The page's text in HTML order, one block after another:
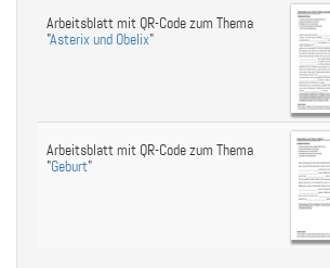
Arbeitsblatt mit QR-Code zum Thema
"Asterix und Obelix"
Arbeitsblatt mit QR-Code zum Thema
"Geburt"